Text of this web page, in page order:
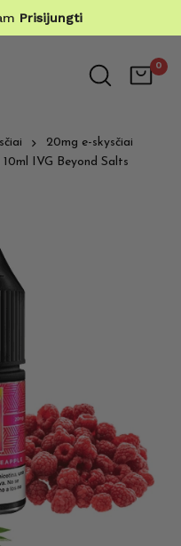
Prisijungti
0
20mg e-skysčiai
IVG Beyond Salts